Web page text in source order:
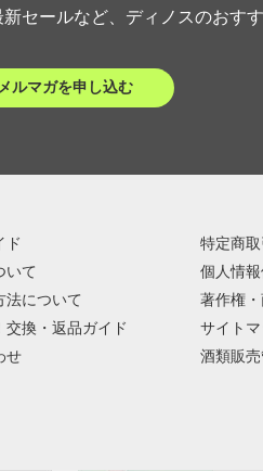
セールなど、ディノスのおす
メルマガを申し込む
ド
いて
法について
交換・返品ガイド
せ
特定商
個人情
著作権
サイト
酒類販